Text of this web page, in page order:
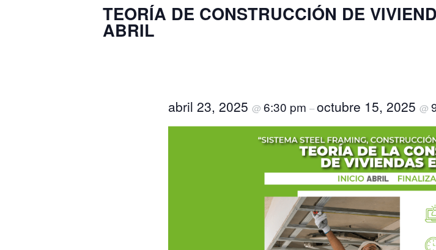
TEORÍA DE CONSTRUCCIÓN DE
ABRIL
abril 23, 2025 @ 6:30 pm –octubre 15, 2025 @